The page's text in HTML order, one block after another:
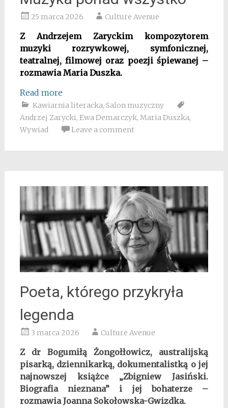
25 marca 2026 Culture Avenue
Z Andrzejem Zaryckim kompozytorem
muzyki rozrywkowej, symfonicznej,
teatralnej, filmowej oraz poezji śpiewanej –
rozmawia Maria Duszka.
Read more
Kawiarnia literacka, Salon muzyczny
Andrzej Zarycki, Ewa Demarczyk, Maria Duszka,
Wywiad
Leave a comment
Poeta, którego przykryła
legenda
3 marca 2026 Culture Avenue
Z dr Bogumiłą Żongołłowicz, australijską
pisarką, dziennikarką, dokumentalistką o jej
najnowszej książce „Zbigniew Jasiński.
Biografia nieznana” i jej bohaterze –
rozmawia Joanna Sokołowska-Gwizdka.